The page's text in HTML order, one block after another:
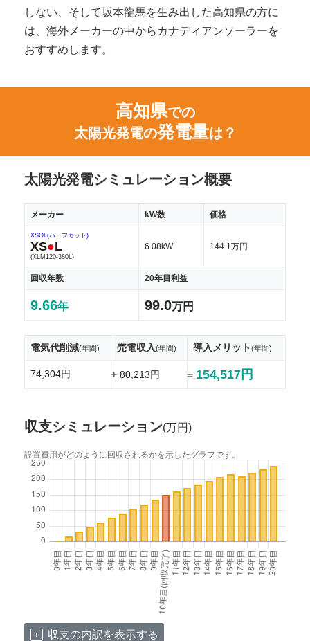
しない、そして坂本龍馬を生み出した高知県の方に
は、海外メーカーの中からカナディアンソーラーを
おすすめします。
高知県での
太陽光発電の発電量は？
太陽光発電シミュレーション概要
メーカー kW数 価格
XSOL(ハーフカット)
XS●L
(XLM120-380L)
6.08kW 144.1万円
回収年数 20年目利益
9.66年 99.0万円
電気代削減(年間) 売電収入(年間) 導入メリット(年間)
74,304円 +80,213円 = 154,517円
収支シミュレーション(万円)
設置費用がどのように回収されるかを示したグラフです。
収支の内訳を表示する